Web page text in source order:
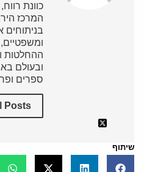
המרכז
בניתוחים
ההחלטות
ובעולם
ספרים
Posts
שיתוף